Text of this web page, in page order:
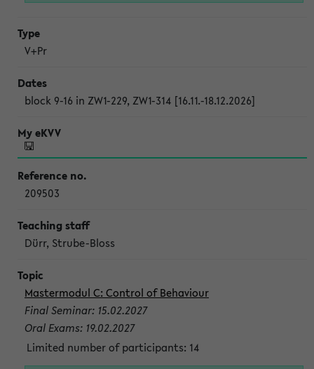
V+Pr
block 9-16 in ZW1-229, ZW1-314 [16.11.-18.12.2026]
209503
Dürr, Strube-Bloss
Mastermodul C: Control of Behaviour
Final Seminar: 15.02.2027
Oral Exams: 19.02.2027
Limited number of participants: 14